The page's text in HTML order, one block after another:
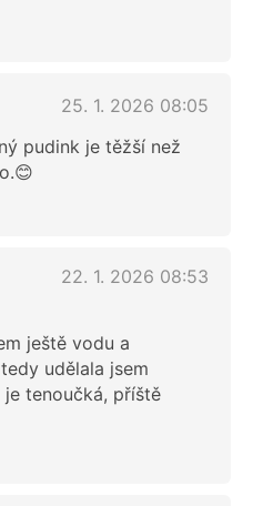
25. 1. 2026 08:05
pudink je těžší než
22. 1. 2026 08:53
hodnocen
ještě vodu a
udělala jsem
tenoučká, příště